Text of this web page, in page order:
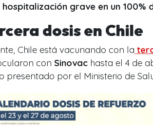
grave en un 100%
dosis en Chile
Chile está vacunando con la
con Sinovac hasta el 4 de
presentado por el Ministerio de